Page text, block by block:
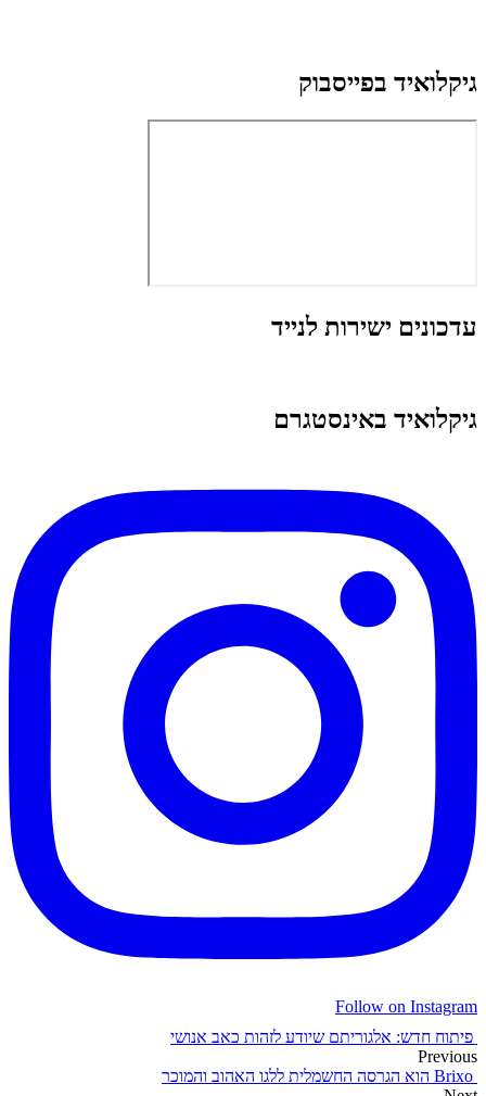
גיקלואיד בפייסבוק
עדכונים ישירות לנייד
גיקלואיד באינסטגרם
Follow on Instagram
פיתוח חדש: אלגוריתם שיודע לזהות כאב אנושי
Previous
Brixo הוא הגרסה החשמלית ללגו האהוב והמוכר